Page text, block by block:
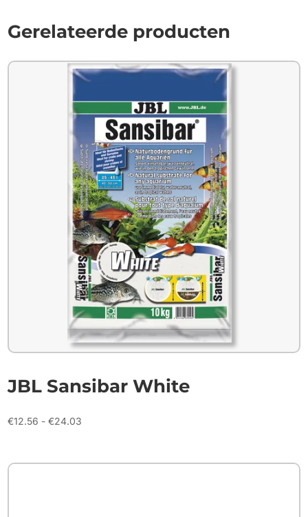
Gerelateerde producten
JBL Sansibar White
€12.56 - €24.03
€24.03